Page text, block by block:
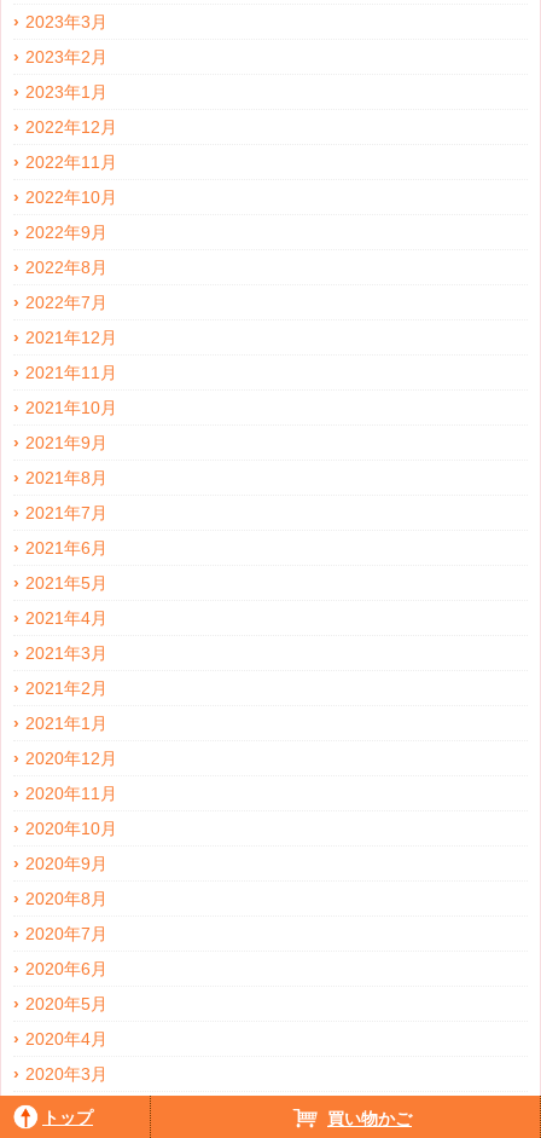
2023年3月
2023年2月
2023年1月
2022年12月
2022年11月
2022年10月
2022年9月
2022年8月
2022年7月
2021年12月
2021年11月
2021年10月
2021年9月
2021年8月
2021年7月
2021年6月
2021年5月
2021年4月
2021年3月
2021年2月
2021年1月
2020年12月
2020年11月
2020年10月
2020年9月
2020年8月
2020年7月
2020年6月
2020年5月
2020年4月
2020年3月
2020年2月
トップ 買い物かご